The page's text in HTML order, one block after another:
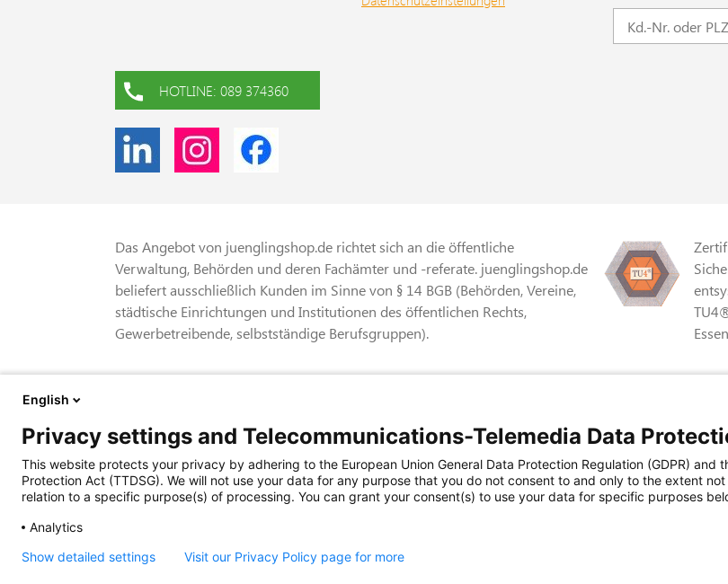
HOTLINE: 089 374360
Das Angebot von juenglingshop.de richtet sich an die öffentliche
Verwaltung, Behörden und deren Fachämter und -referate. juenglingshop.de
beliefert ausschließlich Kunden im Sinne von § 14 BGB (Behörden, Vereine,
städtische Einrichtungen und Institutionen des öffentlichen Rechts,
Gewerbetreibende, selbstständige Berufsgruppen).
© 2026 Behördenverlag Jüngling-gbb GmbH + Co. KG • Einsteinstraße 12 •
85716 Unterschleißheim • Tel. 089 374 360
Essen
English
Privacy settings and Telecommunications-Telemedia Data
This website protects your privacy by adhering to the European Union General Data Protection Regulation (GDPR) and
Protection Act (TTDSG). We will not use your data for any purpose that you do not consent to and only to the extent
relation to a specific purpose(s) of processing. You can grant your consent(s) to use your data for specific purposes
Analytics
Show detailed settings Visit our Privacy Policy page for more